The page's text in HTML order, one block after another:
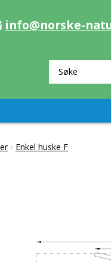
info@norske-
Enkel huske F